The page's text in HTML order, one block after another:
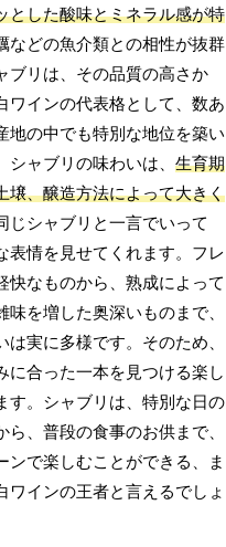
とした酸味とミネラル感が特
などの魚介類との相性が抜群
ブリは、その品質の高さか
ワインの代表格として、数あ
地の中でも特別な地位を築い
シャブリの味わいは、生育期
壌、醸造方法によって大きく
じシャブリと一言でいって
表情を見せてくれます。フレ
快なものから、熟成によって
味を増した奥深いものまで、
は実に多様です。そのため、
に合った一本を見つける楽し
す。シャブリは、特別な日の
ら、普段の食事のお供まで、
ンで楽しむことができる、ま
ワインの王者と言えるでしょ